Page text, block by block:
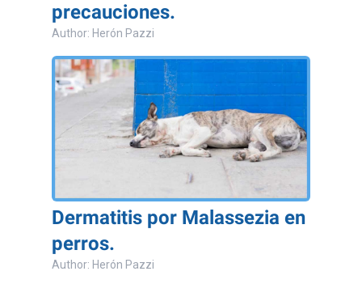
precauciones.
Author: Herón Pazzi
Dermatitis por Malassezia en
perros.
Author: Herón Pazzi